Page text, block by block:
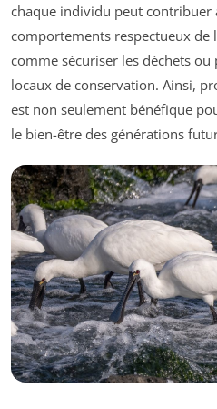
chaque individu peut contribuer
comportements respectueux de
comme sécuriser les déchets
locaux de conservation. Ainsi,
est non seulement bénéfique
le bien-être des générations